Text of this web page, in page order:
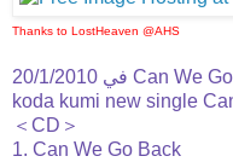
Thanks to LostHeaven @AHS
koda kumi new single
＜CD＞
1. Can We Go Back